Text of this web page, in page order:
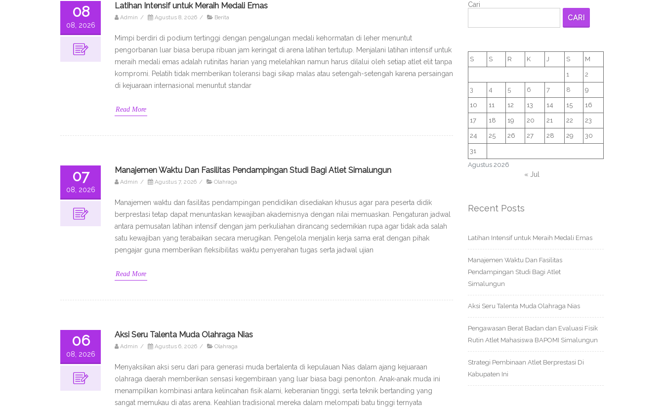
08
08, 2026
Latihan Intensif untuk Meraih Medali Emas
Admin / Agustus 8, 2026 / Berita
Mimpi berdiri di podium tertinggi dengan pengalungan medali kehormatan di leher menuntut
pengorbanan luar biasa berupa ribuan jam keringat di arena latihan tertutup. Menjalani latihan intensif untuk
meraih medali emas adalah rutinitas harian yang melelahkan namun harus dilalui oleh setiap atlet elit tanpa
kompromi. Pelatih tidak memberikan toleransi bagi sikap malas atau setengah-setengah karena persaingan
di kejuaraan internasional menuntut standar
Read More
07
08, 2026
Manajemen Waktu Dan Fasilitas Pendampingan Studi Bagi Atlet Simalungun
Admin / Agustus 7, 2026 / Olahraga
Manajemen waktu dan fasilitas pendampingan pendidikan disediakan khusus agar para peserta didik
berprestasi tetap dapat menuntaskan kewajiban akademisnya dengan nilai memuaskan. Pengaturan jadwal
antara pemusatan latihan intensif dengan jam perkuliahan dirancang sedemikian rupa agar tidak ada salah
satu kewajiban yang terabaikan secara merugikan. Pengelola menjalin kerja sama erat dengan pihak
pengajar guna memberikan fleksibilitas waktu penyerahan tugas serta jadwal ujian
Read More
06
08, 2026
Aksi Seru Talenta Muda Olahraga Nias
Admin / Agustus 6, 2026 / Olahraga
Menyaksikan aksi seru dari para generasi muda bertalenta di kepulauan Nias dalam ajang kejuaraan
olahraga daerah memberikan sensasi kegembiraan yang luar biasa bagi penonton. Anak-anak muda ini
menampilkan kombinasi antara kelincahan fisik alami, keberanian tinggi, serta teknik bertanding yang
sangat memukau di atas arena. Keahlian tradisional mereka dalam melompati batu tinggi ternyata
Cari
CARI
Agustus 2026
S S R K J S M
1 2
3 4 5 6 7 8 9
10 11 12 13 14 15 16
17 18 19 20 21 22 23
24 25 26 27 28 29 30
31
« Jul
Recent Posts
Latihan Intensif untuk Meraih Medali Emas
Manajemen Waktu Dan Fasilitas
Pendampingan Studi Bagi Atlet
Simalungun
Aksi Seru Talenta Muda Olahraga Nias
Pengawasan Berat Badan dan Evaluasi Fisik
Rutin Atlet Mahasiswa BAPOMI Simalungun
Strategi Pembinaan Atlet Berprestasi Di
Kabupaten Ini